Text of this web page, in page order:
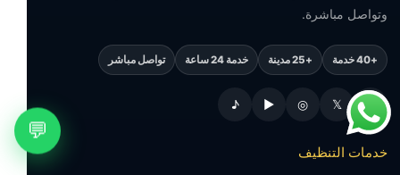
💬
وتواصل مباشرة.
+40 خدمة +25 مدينة خدمة 24 ساعة تواصل مباشر
𝕏
◎
▶
♪
خدمات التنظيف